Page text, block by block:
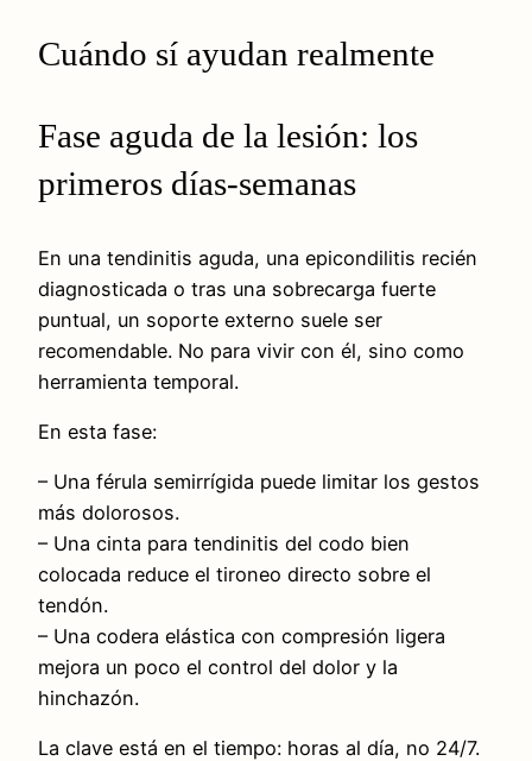
Cuándo sí ayudan realmente
Fase aguda de la lesión: los
primeros días-semanas
En una tendinitis aguda, una epicondilitis recién
diagnosticada o tras una sobrecarga fuerte
puntual, un soporte externo suele ser
recomendable. No para vivir con él, sino como
herramienta temporal.
En esta fase:
– Una férula semirrígida puede limitar los gestos
más dolorosos.
– Una cinta para tendinitis del codo bien
colocada reduce el tironeo directo sobre el
tendón.
– Una codera elástica con compresión ligera
mejora un poco el control del dolor y la
hinchazón.
La clave está en el tiempo: horas al día, no 24/7.